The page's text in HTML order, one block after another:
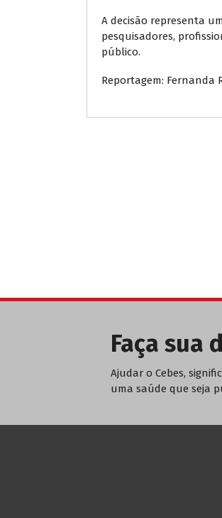
A decisão representa
pesquisadores,
público.
Reportagem: Fernanda
Faça sua
Ajudar o Cebes,
uma saúde que seja